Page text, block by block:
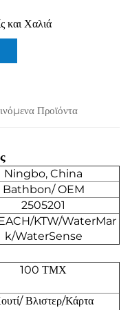
και Χαλιά
Προϊόντα
Ningbo, China
Bathbon/ OEM
2505201
KTW/WaterMar
k/WaterSense
100 ΤΜΧ
Βλιστερ/Κάρτα